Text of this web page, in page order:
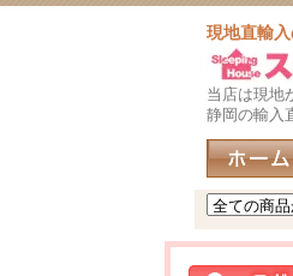
現地直輸
当店は現地
静岡の輸入